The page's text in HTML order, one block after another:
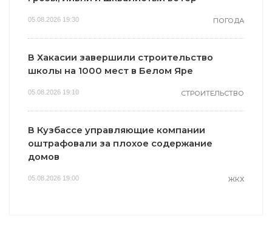
05.08.2026 19:30 ПОГОДА
В Хакасии завершили строительство
школы на 1000 мест в Белом Яре
05.08.2026 19:10 СТРОИТЕЛЬСТВО
В Кузбассе управляющие компании
оштрафовали за плохое содержание
домов
05.08.2026 19:00 ЖКХ